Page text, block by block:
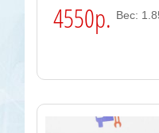
4550р. Вес: